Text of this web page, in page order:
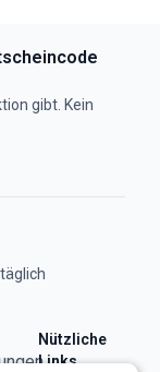
gibt. Kein
Nützliche
Links